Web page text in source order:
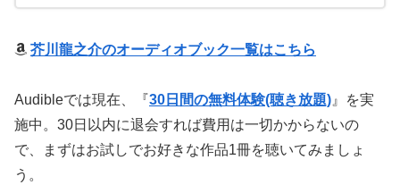
芥川龍之介のオーディオブック一覧はこちら
Audibleでは現在、『30日間の無料体験(聴き放題) 』を実
施中。30日以内に退会すれば費用は一切かからないの
で、まずはお試しでお好きな作品1冊を聴いてみましょ
う。